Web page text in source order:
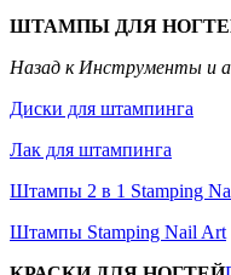
ШТАМПЫ ДЛЯ
Назад к Инструменты и
Диски для штампинга
Лак для штампинга
Штампы 2 в 1 Stamping
Штампы Stamping Nail Art